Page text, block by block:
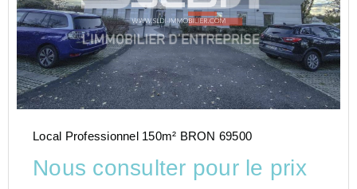
Local Professionnel 150m² BRON 69500
Nous consulter pour le prix